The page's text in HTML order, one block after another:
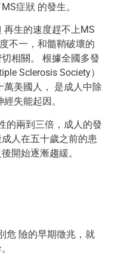
症狀 的發生。
再生的速度趕不上MS
不一，和髓鞘破壞的
相關。 根據全國多發
Sclerosis Society）
美國人， 是成人中除
失能起因。
的兩到三倍，成人的發
人在五十歲之前的患
開始逐漸趨緩。
危 險的早期徵兆，就